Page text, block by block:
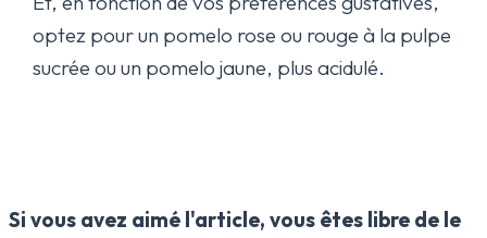
optez pour un pomelo rose ou rouge à la pulpe
sucrée ou un pomelo jaune, plus acidulé.
Si vous avez aimé l'article, vous êtes libre de le